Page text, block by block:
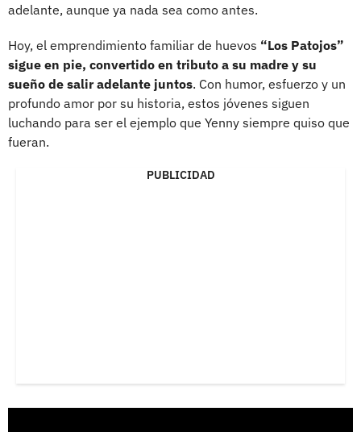
adelante, aunque ya nada sea como antes.
Hoy, el emprendimiento familiar de huevos “Los Patojos”
sigue en pie, convertido en tributo a su madre y su
sueño de salir adelante juntos. Con humor, esfuerzo y un
profundo amor por su historia, estos jóvenes siguen
luchando para ser el ejemplo que Yenny siempre quiso que
fueran.
PUBLICIDAD